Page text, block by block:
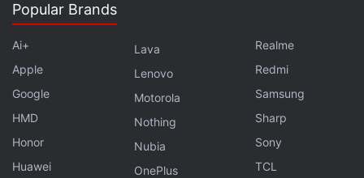
Popular Brands
Ai+
Apple
Google
HMD
Honor
Huawei
Lava
Lenovo
Motorola
Nothing
Nubia
OnePlus
Realme
Redmi
Samsung
Sharp
Sony
TCL